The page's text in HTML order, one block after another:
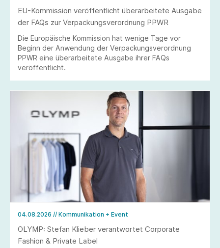
EU-Kommission veröffentlicht überarbeitete Ausgabe
der FAQs zur Verpackungsverordnung PPWR
Die Europäische Kommission hat wenige Tage vor
Beginn der Anwendung der Verpackungsverordnung
PPWR eine überarbeitete Ausgabe ihrer FAQs
veröffentlicht.
04.08.2026 // Kommunikation + Event
OLYMP: Stefan Klieber verantwortet Corporate
Fashion & Private Label